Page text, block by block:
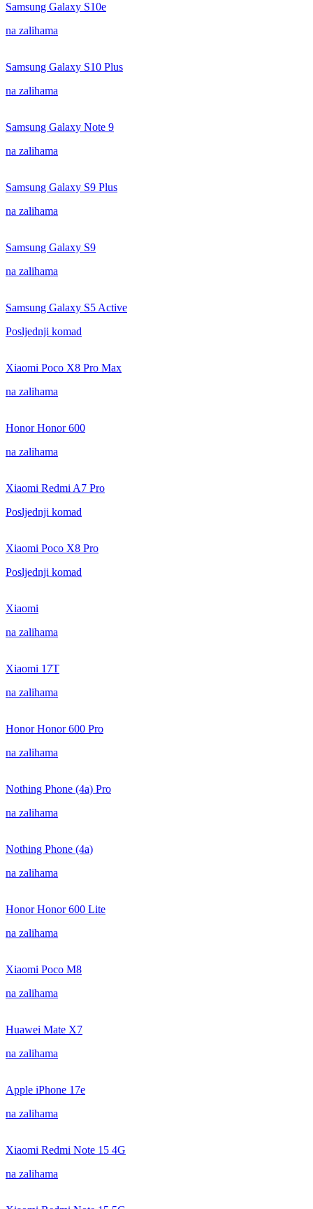
Samsung Galaxy S10e
na zalihama
Samsung Galaxy S10 Plus
na zalihama
Samsung Galaxy Note 9
na zalihama
Samsung Galaxy S9 Plus
na zalihama
Samsung Galaxy S9
na zalihama
Samsung Galaxy S5 Active
Posljednji komad
Xiaomi Poco X8 Pro Max
na zalihama
Honor Honor 600
na zalihama
Xiaomi Redmi A7 Pro
Posljednji komad
Xiaomi Poco X8 Pro
Posljednji komad
Xiaomi
na zalihama
Xiaomi 17T
na zalihama
Honor Honor 600 Pro
na zalihama
Nothing Phone (4a) Pro
na zalihama
Nothing Phone (4a)
na zalihama
Honor Honor 600 Lite
na zalihama
Xiaomi Poco M8
na zalihama
Huawei Mate X7
na zalihama
Apple iPhone 17e
na zalihama
Xiaomi Redmi Note 15 4G
na zalihama